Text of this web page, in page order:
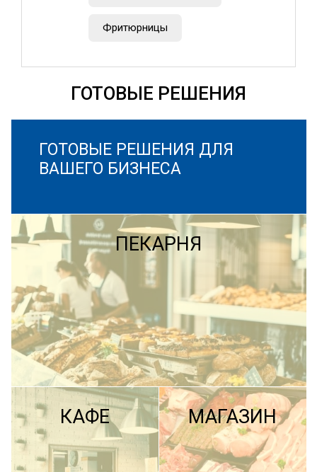
Фритюрницы
ГОТОВЫЕ РЕШЕНИЯ
ГОТОВЫЕ РЕШЕНИЯ ДЛЯ
ВАШЕГО БИЗНЕСА
ПЕКАРНЯ
КАФЕ МАГАЗИН